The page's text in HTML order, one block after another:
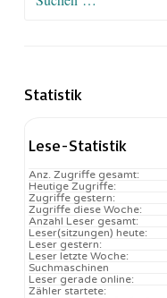
Statistik
Lese-Statistik
Anz. Zugriffe gesamt:
Heutige Zugriffe:
Zugriffe gestern:
Zugriffe diese Woche:
Anzahl Leser gesamt:
Leser(sitzungen) heute:
Leser gestern:
Leser letzte Woche:
Suchmaschinen
Leser gerade online:
Zähler startete: